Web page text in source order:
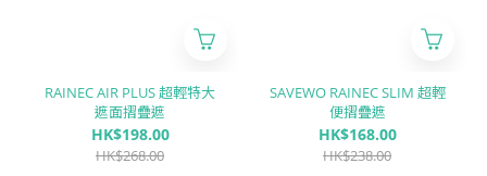
RAINEC AIR PLUS 超輕特大
遮面摺疊遮
HK$198.00
HK$268.00
SAVEWO RAINEC SLIM 超輕
便摺疊遮
HK$168.00
HK$238.00